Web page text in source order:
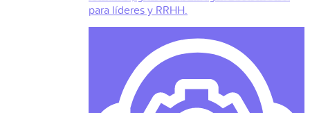
para líderes y RRHH.